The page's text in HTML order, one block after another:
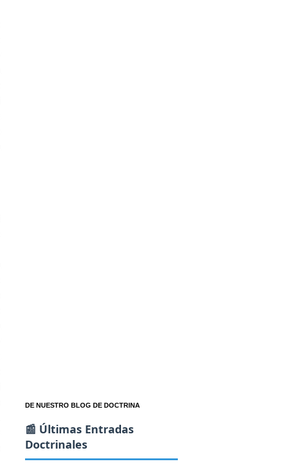
DE NUESTRO BLOG DE DOCTRINA
📰 Últimas Entradas
Doctrinales